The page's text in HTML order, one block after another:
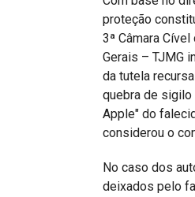
Encontre um Escritório
IBDFAM Educacional
proteção
3ª Câmara
Gerais – TJMG
da tutela
quebra de
Apple" do
considerou o
No caso dos
deixados pelo